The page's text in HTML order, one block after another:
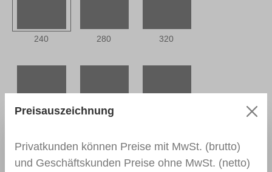
240 280 320
400 500
Preisauszeichnung
Privatkunden können Preise mit MwSt. (brutto)
und Geschäftskunden Preise ohne MwSt. (netto)